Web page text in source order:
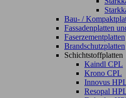
Bau- /
Fassadenplatten
Faserzementplatten
Brandschutzplatten
Schichtstoffplatten
Kaindl CPL
Krono CPL
Innovus
Resopal